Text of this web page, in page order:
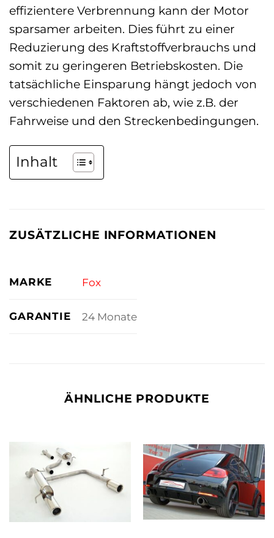
effizientere Verbrennung kann der Motor
sparsamer arbeiten. Dies führt zu einer
Reduzierung des Kraftstoffverbrauchs und
somit zu geringeren Betriebskosten. Die
tatsächliche Einsparung hängt jedoch von
verschiedenen Faktoren ab, wie z.B. der
Fahrweise und den Streckenbedingungen.
Inhalt
ZUSÄTZLICHE INFORMATIONEN
MARKE Fox
GARANTIE 24 Monate
ÄHNLICHE PRODUKTE